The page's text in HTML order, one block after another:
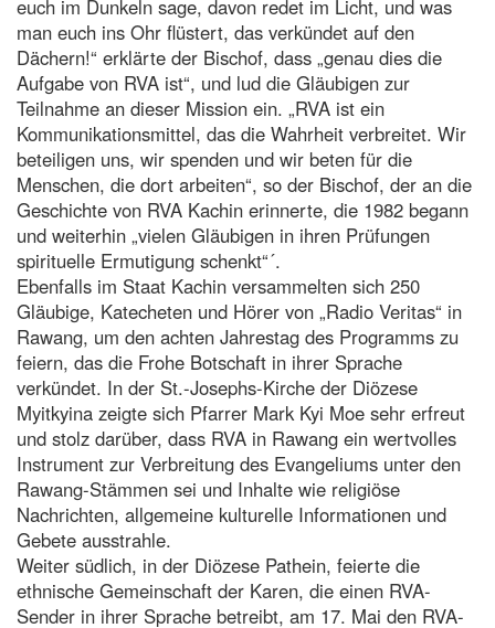
euch im Dunkeln sage, davon redet im Licht, und was
man euch ins Ohr flüstert, das verkündet auf den
Dächern!“ erklärte der Bischof, dass „genau dies die
Aufgabe von RVA ist“, und lud die Gläubigen zur
Teilnahme an dieser Mission ein. „RVA ist ein
Kommunikationsmittel, das die Wahrheit verbreitet. Wir
beteiligen uns, wir spenden und wir beten für die
Menschen, die dort arbeiten“, so der Bischof, der an die
Geschichte von RVA Kachin erinnerte, die 1982 begann
und weiterhin „vielen Gläubigen in ihren Prüfungen
spirituelle Ermutigung schenkt“´.
Ebenfalls im Staat Kachin versammelten sich 250
Gläubige, Katecheten und Hörer von „Radio Veritas“ in
Rawang, um den achten Jahrestag des Programms zu
feiern, das die Frohe Botschaft in ihrer Sprache
verkündet. In der St.-Josephs-Kirche der Diözese
Myitkyina zeigte sich Pfarrer Mark Kyi Moe sehr erfreut
und stolz darüber, dass RVA in Rawang ein wertvolles
Instrument zur Verbreitung des Evangeliums unter den
Rawang-Stämmen sei und Inhalte wie religiöse
Nachrichten, allgemeine kulturelle Informationen und
Gebete ausstrahle.
Weiter südlich, in der Diözese Pathein, feierte die
ethnische Gemeinschaft der Karen, die einen RVA-
Sender in ihrer Sprache betreibt, am 17. Mai den RVA-